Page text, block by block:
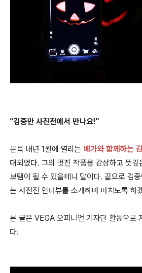
"김중만 사진전에서 만나요!"
문득 내년 1월에 열리는 베가와 함께하는
대되었다. 그의 멋진 작품을 감상하고 뜻
보탬이 될 수 있을테니 말이다. 끝으로 김
는 사진전 인터뷰를 소개하며 마치도록 하
본 글은 VEGA 오피니언 기자단 활동으로
다.